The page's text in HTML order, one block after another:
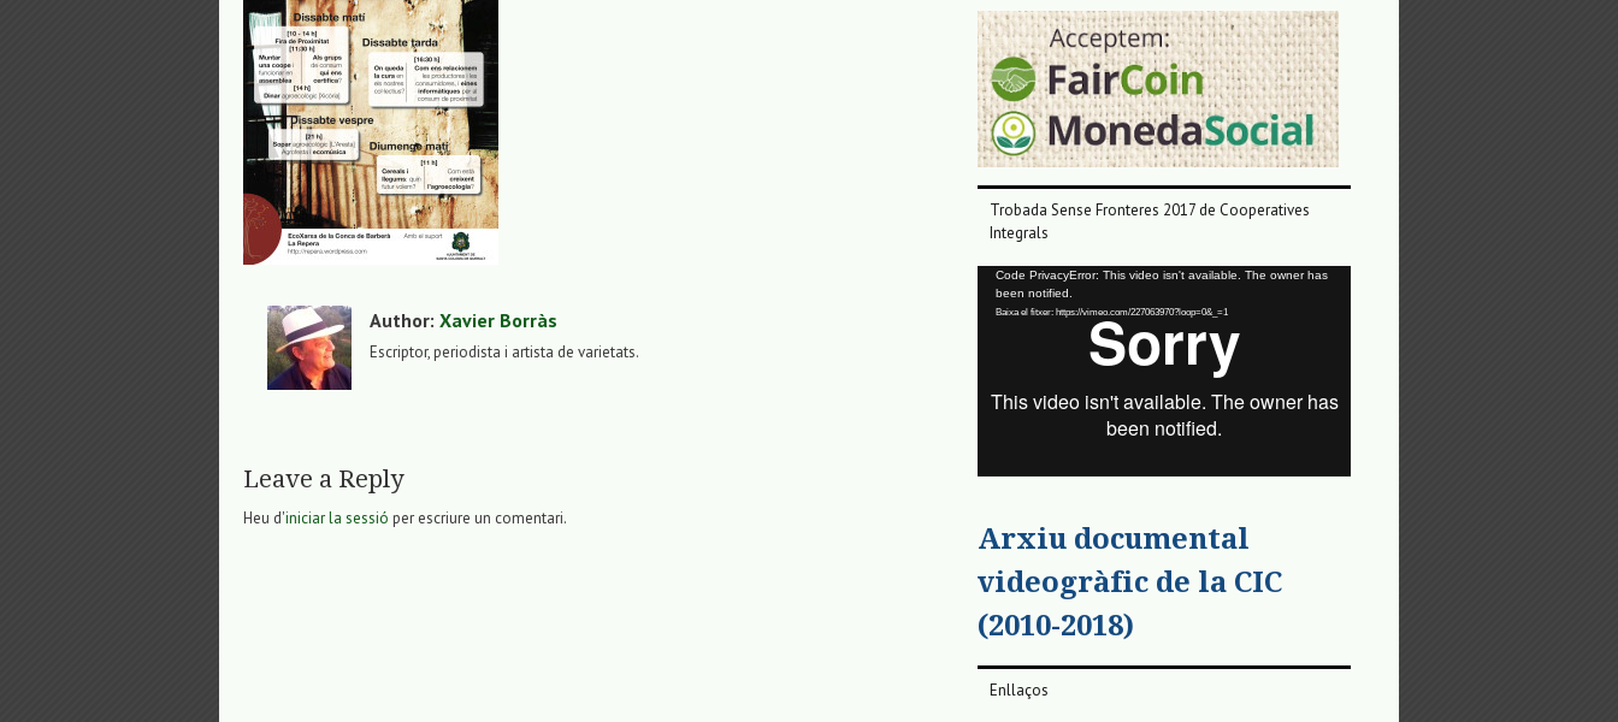
Author: Xavier Borràs
Escriptor, periodista i artista de varietats.
Leave a Reply
Heu d'iniciar la sessió per escriure un comentari.
Trobada Sense Fronteres 2017 de Cooperatives
Integrals
Reproductor
vídeo
Code PrivacyError: This video isn't available. The owner has
been notified.
Baixa el fitxer: https://vimeo.com/227063970?loop=0&_=1
Arxiu documental
videogràfic de la CIC
(2010-2018)
Enllaços